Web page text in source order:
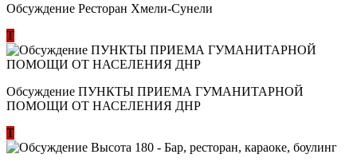
Обсуждение Ресторан Хмели-Сунели
Т
Обсуждение ​ПУНКТЫ ПРИЕМА ГУМАНИТАРНОЙ
ПОМОЩИ ОТ НАСЕЛЕНИЯ ДНР
Т